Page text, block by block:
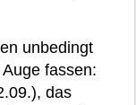
unbedingt
fassen:
das